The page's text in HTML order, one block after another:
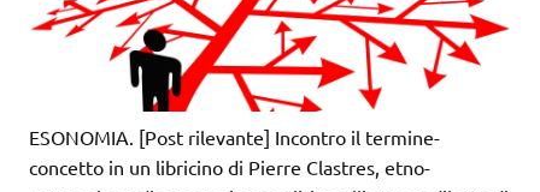
ESONOMIA. [Post rilevante] Incontro il termine-
concetto in un libricino di Pierre Clastres, etno-